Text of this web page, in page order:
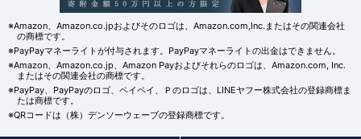
※Amazon、Amazon.co.jpおよびそのロゴは、Amazon.com,Inc.またはその関連会社
の商標です。
※PayPayマネーライトが付与されます。PayPayマネーライトの出金はできません。
※Amazon、Amazon.co.jp、Amazon Payおよびそれらのロゴは、Amazon.com, Inc.
またはその関連会社の商標です。
※PayPay、PayPayのロゴ、ペイペイ、Ｐのロゴは、LINEヤフー株式会社の登録商標ま
たは商標です。
※QRコードは（株）デンソーウェーブの登録商標です。